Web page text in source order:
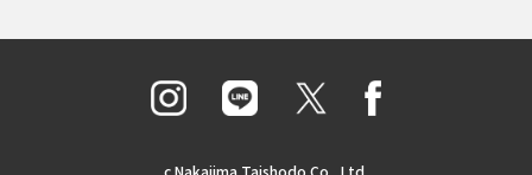
c Nakajima Taishodo Co., Ltd.